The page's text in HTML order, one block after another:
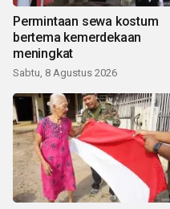
Permintaan sewa kostum
bertema kemerdekaan
meningkat
Sabtu, 8 Agustus 2026